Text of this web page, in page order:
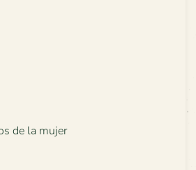
de la mujer